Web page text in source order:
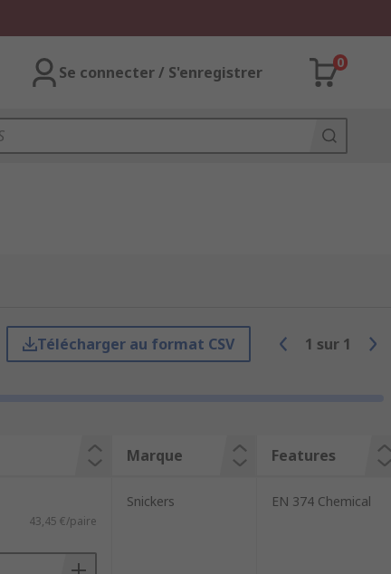
Se connecter / S'enregistrer
0
Télécharger au format CSV 1 sur 1
Marque Features
43,45 €/paire
Snickers EN 374 Chemical